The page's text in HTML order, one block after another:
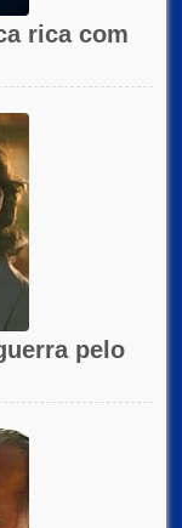
rica com
pelo